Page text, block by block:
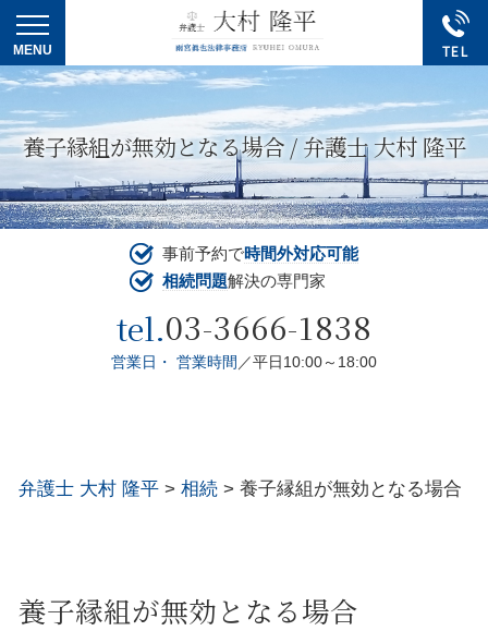
養子縁組が無効となる場合 / 弁護士 大村 隆平
事前予約で時間外対応可能
相続問題解決の専門家
tel.03-3666-1838
営業日・ 営業時間 ／平日10:00～18:00
弁護士 大村 隆平 > 相続 > 養子縁組が無効となる場合
養子縁組が無効となる場合